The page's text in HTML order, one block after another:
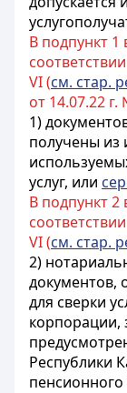
В подпункт
VI (см. стар.
от 14.07.22
1)
получены из
услуг, или
В подпункт
VI (см. стар.
2)
документов,
для сверки
корпорации,
Республики